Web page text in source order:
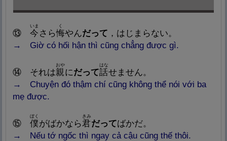
⑬ 今
いま
さら悔
く
やんだって ，はじまらない。
→ Giờ có hối hận thì cũng chẳng được gì.
⑭ それは親
おや
にだって話
はな
せません。
→ Chuyện đó thậm chí cũng không thể nói với ba
mẹ được.
⑮ 僕
ぼく
がばかなら君
きみ
だってばかだ。
→ Nếu tớ ngốc thì ngay cả cậu cũng thế thôi.